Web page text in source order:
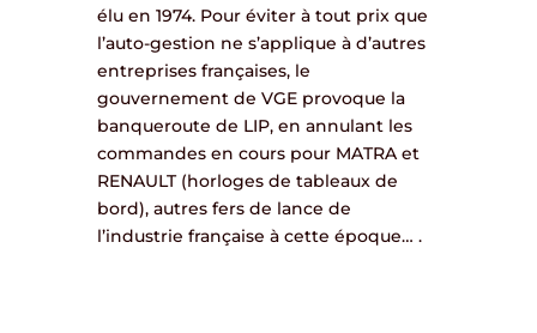
élu en 1974. Pour éviter à tout prix que
l’auto-gestion ne s’applique à d’autres
entreprises françaises, le
gouvernement de VGE provoque la
banqueroute de LIP, en annulant les
commandes en cours pour MATRA et
RENAULT (horloges de tableaux de
bord), autres fers de lance de
l’industrie française à cette époque… .